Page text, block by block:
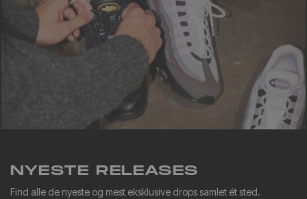
NYESTE RELEASES
Find alle de nyeste og mest eksklusive drops samlet ét sted.